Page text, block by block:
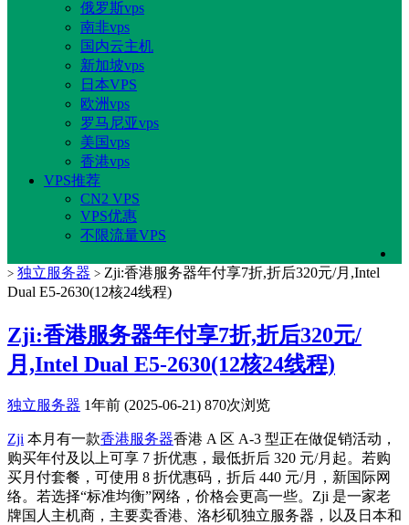
俄罗斯vps
南非vps
国内云主机
新加坡vps
日本VPS
欧洲vps
罗马尼亚vps
美国vps
香港vps
VPS推荐
CN2 VPS
VPS优惠
不限流量VPS
> 独立服务器 > Zji:香港服务器年付享7折,折后320元/月,Intel
Dual E5-2630(12核24线程)
Zji:香港服务器年付享7折,折后320元/
月,Intel Dual E5-2630(12核24线程)
独立服务器 1年前 (2025-06-21) 870次浏览
Zji 本月有一款香港服务器香港 A 区 A-3 型正在做促销活动，
购买年付及以上可享 7 折优惠，最低折后 320 元/月起。若购
买月付套餐，可使用 8 折优惠码，折后 440 元/月，新国际网
络。若选择“标准均衡”网络，价格会更高一些。Zji 是一家老
牌国人主机商，主要卖香港、洛杉矶独立服务器，以及日本和